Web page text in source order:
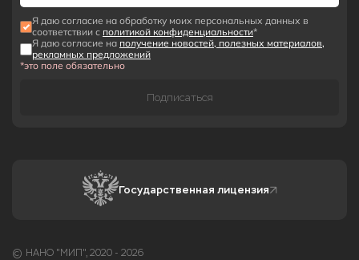
Я даю согласие на обработку моих персональных данных в
соответствии с политикой конфиденциальности*
Я даю согласие на получение новостей, полезных материалов,
рекламных предложений
*это поле обязательно
Подписаться
Государственная лицензия
© НАНО "МИП", 2020 - 2026